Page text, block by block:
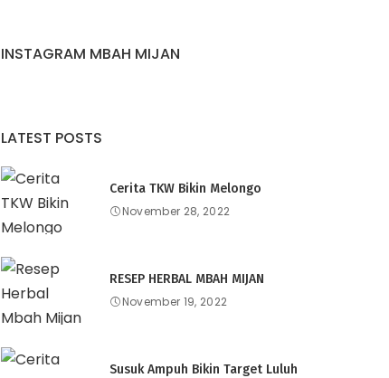
INSTAGRAM MBAH MIJAN
LATEST POSTS
Cerita TKW Bikin Melongo
November 28, 2022
RESEP HERBAL MBAH MIJAN
November 19, 2022
Susuk Ampuh Bikin Target Luluh